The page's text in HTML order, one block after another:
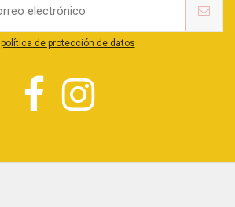
política de protección de datos